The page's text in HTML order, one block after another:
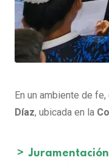
En un ambiente de
Díaz, ubicada en la
>